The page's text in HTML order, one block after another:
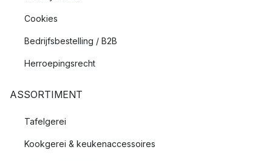
Cookies
Bedrijfsbestelling / B2B
Herroepingsrecht
ASSORTIMENT
Tafelgerei
Kookgerei & keukenaccessoires